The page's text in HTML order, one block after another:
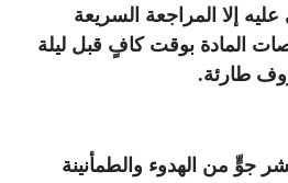
عليه إلا المراجعة السريعة
المادة بوقت كافٍ قبل ليلة
طارئة.
جوٍّ من الهدوء والطمأنينة